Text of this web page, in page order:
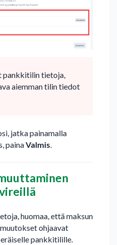
pankkitilin tietoja,
aiemman tilin tiedot
jatka painamalla
painaValmis.
huomaa, että maksun
ohjaavat
pankkitilille.